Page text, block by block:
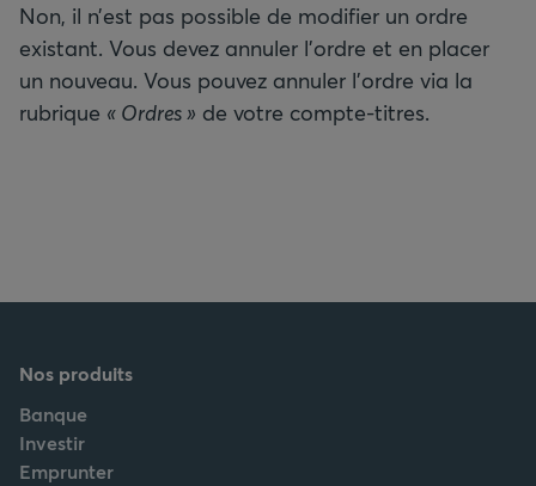
Non, il n’est pas possible de modifier un ordre
existant. Vous devez annuler l’ordre et en placer
un nouveau. Vous pouvez annuler l’ordre via la
rubrique « Ordres » de votre compte-titres.
Nos produits
Banque
Investir
Emprunter